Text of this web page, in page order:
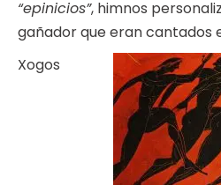
“epinicios”, himnos
gañador que eran cantados
Xogos